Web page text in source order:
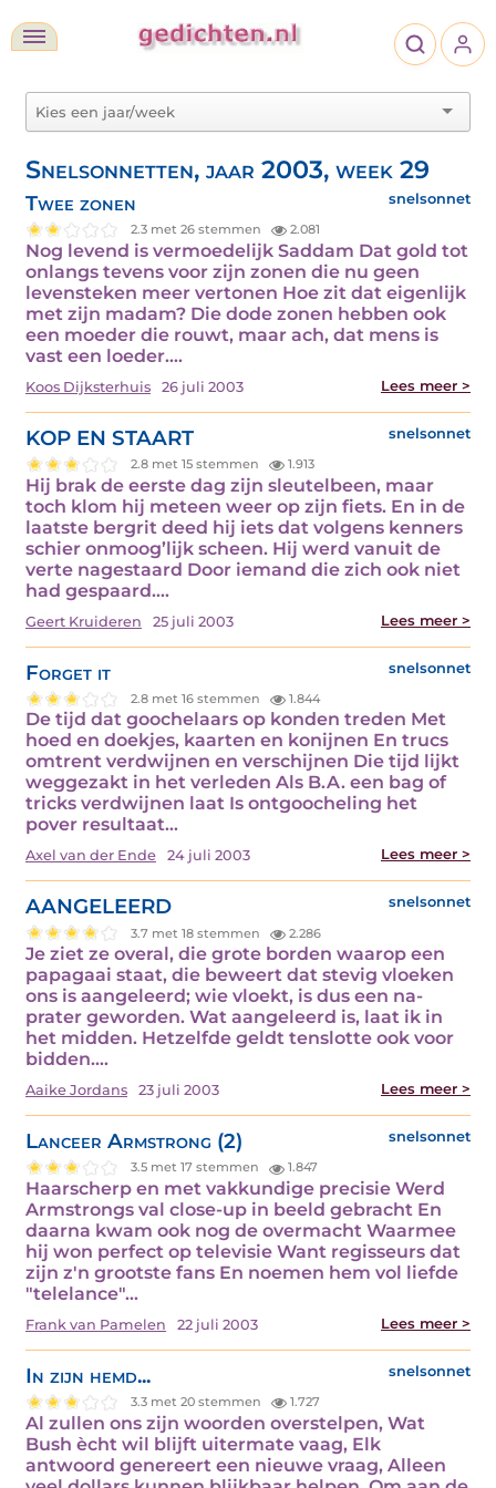
Snelsonnetten, jaar 2003, week 29
Twee zonen snelsonnet
2.3 met 26 stemmen 2.081
Nog levend is vermoedelijk Saddam Dat gold tot
onlangs tevens voor zijn zonen die nu geen
levensteken meer vertonen Hoe zit dat eigenlijk
met zijn madam? Die dode zonen hebben ook
een moeder die rouwt, maar ach, dat mens is
vast een loeder.…
Koos Dijksterhuis 26 juli 2003 Lees meer >
KOP EN STAART snelsonnet
2.8 met 15 stemmen 1.913
Hij brak de eerste dag zijn sleutelbeen, maar
toch klom hij meteen weer op zijn fiets. En in de
laatste bergrit deed hij iets dat volgens kenners
schier onmoog’lijk scheen. Hij werd vanuit de
verte nagestaard Door iemand die zich ook niet
had gespaard.…
Geert Kruideren 25 juli 2003 Lees meer >
Forget it snelsonnet
2.8 met 16 stemmen 1.844
De tijd dat goochelaars op konden treden Met
hoed en doekjes, kaarten en konijnen En trucs
omtrent verdwijnen en verschijnen Die tijd lijkt
weggezakt in het verleden Als B.A. een bag of
tricks verdwijnen laat Is ontgoocheling het
pover resultaat…
Axel van der Ende 24 juli 2003 Lees meer >
AANGELEERD snelsonnet
3.7 met 18 stemmen 2.286
Je ziet ze overal, die grote borden waarop een
papagaai staat, die beweert dat stevig vloeken
ons is aangeleerd; wie vloekt, is dus een na-
prater geworden. Wat aangeleerd is, laat ik in
het midden. Hetzelfde geldt tenslotte ook voor
bidden.…
Aaike Jordans 23 juli 2003 Lees meer >
Lanceer Armstrong (2) snelsonnet
3.5 met 17 stemmen 1.847
Haarscherp en met vakkundige precisie Werd
Armstrongs val close-up in beeld gebracht En
daarna kwam ook nog de overmacht Waarmee
hij won perfect op televisie Want regisseurs dat
zijn z'n grootste fans En noemen hem vol liefde
"telelance"…
Frank van Pamelen 22 juli 2003 Lees meer >
In zijn hemd... snelsonnet
3.3 met 20 stemmen 1.727
Al zullen ons zijn woorden overstelpen, Wat
Bush ècht wil blijft uitermate vaag, Elk
antwoord genereert een nieuwe vraag, Alleen